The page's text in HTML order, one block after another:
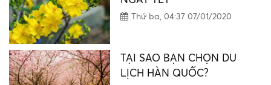
LỊCH HÀN QUỐC?
Thứ ba, 04:31 07/01/2020